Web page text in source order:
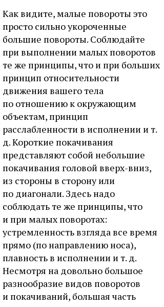
Как видите, малые повороты это
просто сильно укороченные
большие повороты. Соблюдайте
при выполнении малых поворотов
те же принципы, что и при больших
принцип относительности
движения вашего тела
по отношению к окружающим
объектам, принцип
расслабленности в исполнении и т.
д. Короткие покачивания
представляют собой небольшие
покачивания головой вверх-вниз,
из стороны в сторону или
по диагонали. Здесь надо
соблюдать те же принципы, что
и при малых поворотах:
устремленность взгляда все время
прямо (по направлению носа),
плавность в исполнении и т. д.
Несмотря на довольно большое
разнообразие видов поворотов
и покачиваний, большая часть